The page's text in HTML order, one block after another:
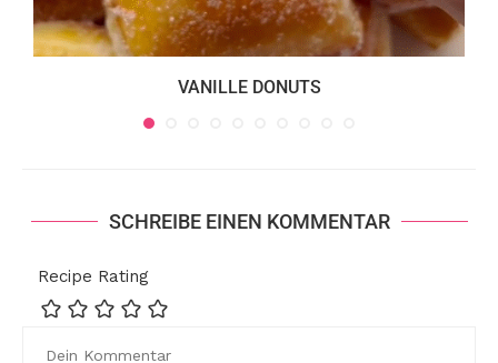
VANILLE DONUTS
SCHREIBE EINEN KOMMENTAR
Recipe Rating